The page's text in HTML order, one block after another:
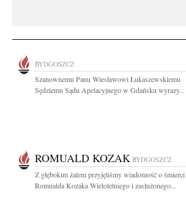
BYDGOSZCZ
Szanownemu Panu Wiesławowi Łukaszewskiemu
Sędziemu Sądu Apelacyjnego w Gdańsku wyrazy...
ROMUALD KOZAK BYDGOSZCZ
Z głębokim żalem przyjęliśmy wiadomość o śmierci
Romualda Kozaka Wieloletniego i zasłużonego...